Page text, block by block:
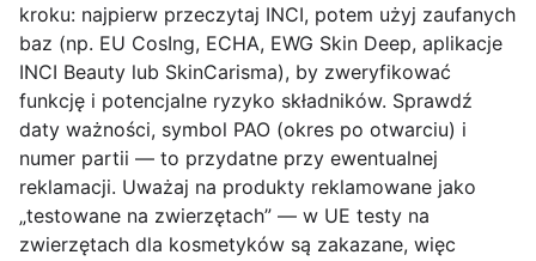
kroku: najpierw przeczytaj INCI, potem użyj zaufanych
baz (np. EU CosIng, ECHA, EWG Skin Deep, aplikacje
INCI Beauty lub SkinCarisma), by zweryfikować
funkcję i potencjalne ryzyko składników. Sprawdź
daty ważności, symbol PAO (okres po otwarciu) i
numer partii — to przydatne przy ewentualnej
reklamacji. Uważaj na produkty reklamowane jako
„testowane na zwierzętach” — w UE testy na
zwierzętach dla kosmetyków są zakazane, więc